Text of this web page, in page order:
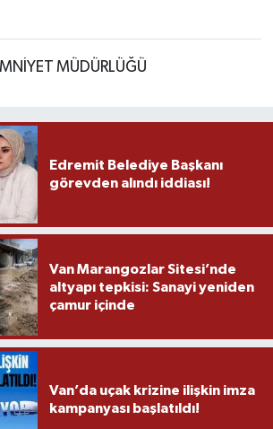
MÜDÜRLÜĞÜ
Edremit Belediye Başkanı
görevden alındı iddiası!
Van Marangozlar Sitesi’nde
altyapı tepkisi: Sanayi yeniden
çamur içinde
Van’da uçak krizine ilişkin imza
kampanyası başlatıldı!